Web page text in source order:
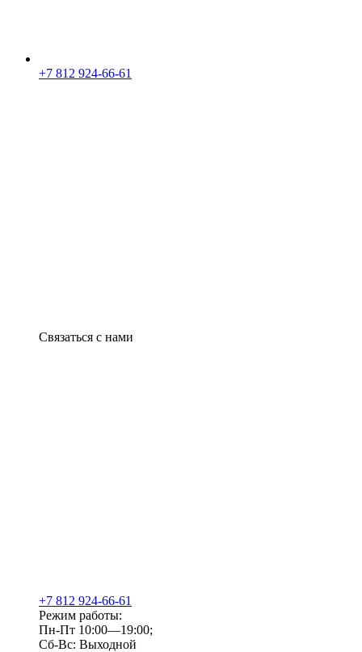
+7 812 924-66-61
Связаться с нами
+7 812 924-66-61
Режим работы:
Пн-Пт 10:00—19:00;
Сб-Вс: Выходной